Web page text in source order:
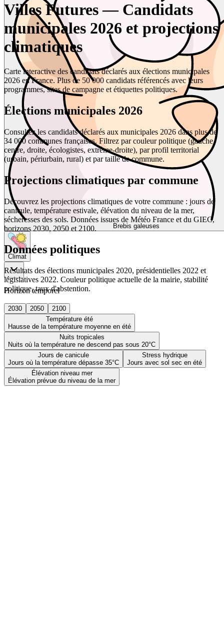
Brebis galeuses
Climat
Horizon temporel
2030 2050
2100
Température été
Hausse de la température moyenne en été
Nuits tropicales
Nuits où la température ne descend pas sous 20°C
Jours de canicule
Jours où la température dépasse 35°C
Stress hydrique
Jours avec sol sec en été
Élévation niveau mer
Élévation prévue du niveau de la mer
Villes Futures — Candidats
municipales 2026 et projections
climatiques
Carte interactive des candidats déclarés aux élections municipales
2026 en France. Plus de 50 000 candidats référencés avec leurs
programmes, sites de campagne et étiquettes politiques.
Élections municipales 2026
Consultez les candidats déclarés aux municipales 2026 dans plus de
34 000 communes françaises. Filtrez par couleur politique (gauche,
centre, droite, écologistes, extrême-droite), par profil territorial
(urbain, périurbain, rural) et par taille de commune.
Projections climatiques par commune
Découvrez les projections climatiques de votre commune : jours de
canicule, température estivale, élévation du niveau de la mer,
sécheresses des sols. Données issues de Météo France et du GIEC,
horizons 2030, 2050 et 2100.
Données politiques
Résultats des élections municipales 2020, présidentielles 2022 et
législatives 2022. Couleur politique actuelle de la mairie, stabilité
politique, taux d'abstention.